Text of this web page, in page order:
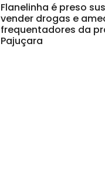
Flanelinha é preso
vender drogas e
frequentadores da
Pajuçara